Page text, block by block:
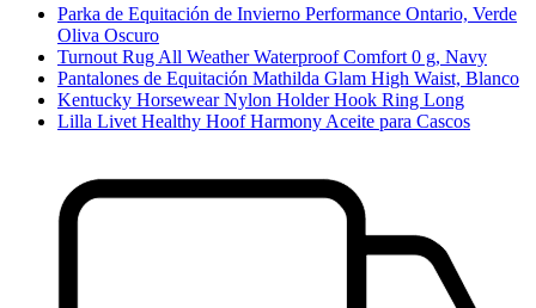
Parka de Equitación de Invierno Performance Ontario, Verde
Oliva Oscuro
Turnout Rug All Weather Waterproof Comfort 0 g, Navy
Pantalones de Equitación Mathilda Glam High Waist, Blanco
Kentucky Horsewear Nylon Holder Hook Ring Long
Lilla Livet Healthy Hoof Harmony Aceite para Cascos